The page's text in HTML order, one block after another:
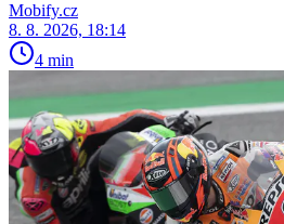
Mobify.cz
8. 8. 2026, 18:14
4 min